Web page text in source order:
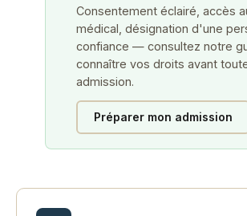
Consentement éclairé, accès
médical, désignation d'une
confiance — consultez notre
connaître vos droits avant
admission.
Préparer mon admission